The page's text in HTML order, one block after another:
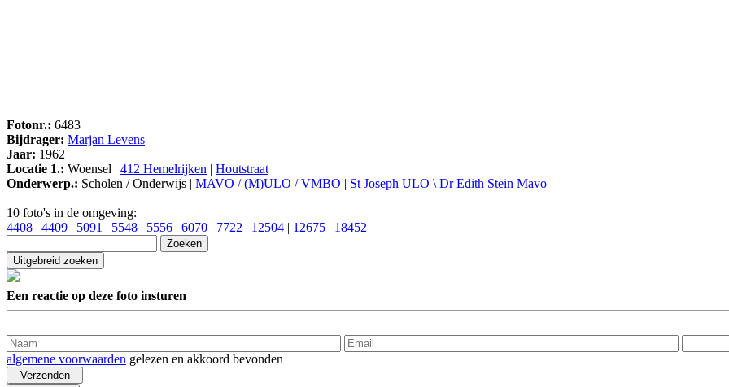
Fotonr.: 6483
Bijdrager: Marjan Levens
Jaar: 1962
Locatie 1.: Woensel | 412 Hemelrijken
Houtstraat
Onderwerp.: Scholen / Onderwijs | MAVO / (M)ULO / VMBO St Joseph ULO \ Dr Edith Stein Mavo
10 foto's in de omgeving:
4408
4409 5091 5548 5556 6070 7722 12504 12675 18452
Een reactie op deze foto insturen
algemene voorwaarden gelezen en akkoord bevonden